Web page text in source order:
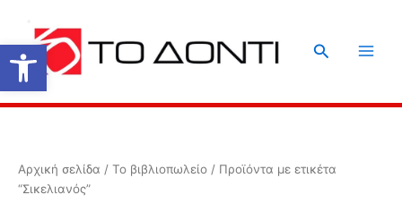
Ανοίξτε τη γραμμή εργαλείων
περιεχόμενο
Αναζήτηση
Αρχική σελίδα / Το βιβλιοπωλείο / Προϊόντα με ετικέτα
“Σικελιανός”